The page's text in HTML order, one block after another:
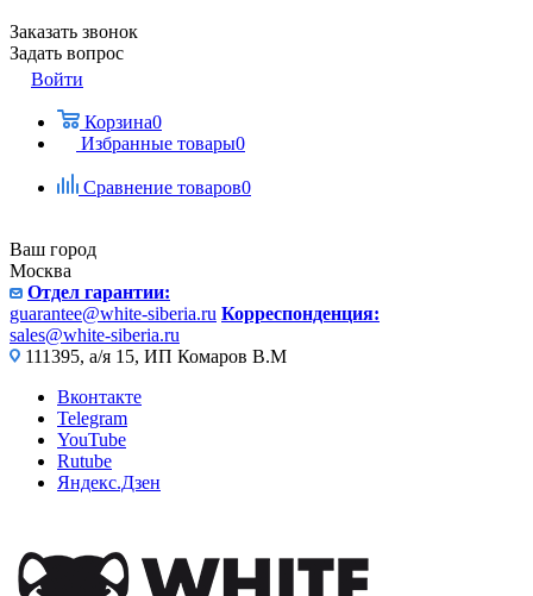
Заказать звонок
Задать вопрос
Войти
Корзина0
Избранные товары0
Сравнение товаров0
Ваш город
Москва
Отдел гарантии:
guarantee@white-siberia.ru Корреспонденция:
sales@white-siberia.ru
111395, а/я 15, ИП Комаров В.М
Вконтакте
Telegram
YouTube
Rutube
Яндекс.Дзен